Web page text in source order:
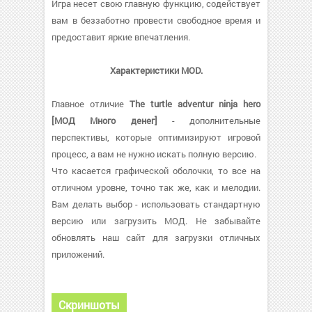
Игра несет свою главную функцию, содействует
вам в беззаботно провести свободное время и
предоставит яркие впечатления.
Характеристики MOD.
Главное отличие The turtle adventur ninja hero
[МОД Много денег] - дополнительные
перспективы, которые оптимизируют игровой
процесс, а вам не нужно искать полную версию.
Что касается графической оболочки, то все на
отличном уровне, точно так же, как и мелодии.
Вам делать выбор - использовать стандартную
версию или загрузить МОД. Не забывайте
обновлять наш сайт для загрузки отличных
приложений.
Скриншоты